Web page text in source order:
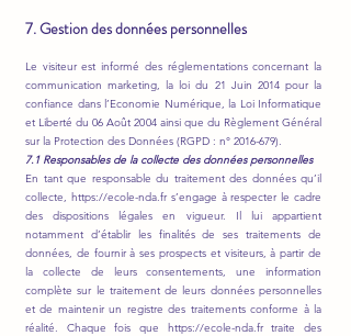
7. Gestion des données personnelles
Le visiteur est informé des réglementations concernant la
communication marketing, la loi du 21 Juin 2014 pour la
confiance dans l’Economie Numérique, la Loi Informatique
et Liberté du 06 Août 2004 ainsi que du Règlement Général
sur la Protection des Données (RGPD : n° 2016-679).
7.1 Responsables de la collecte des données personnelles
En tant que responsable du traitement des données qu’il
collecte, https://ecole-nda.frs’engage à respecter le cadre
des dispositions légales en vigueur. Il lui appartient
notamment d’établir les finalités de ses traitements de
données, de fournir à ses prospects et visiteurs, à partir de
la collecte de leurs consentements, une information
complète sur le traitement de leurs données personnelles
et de maintenir un registre des traitements conforme à la
réalité. Chaque fois que https://ecole-nda.frtraite des